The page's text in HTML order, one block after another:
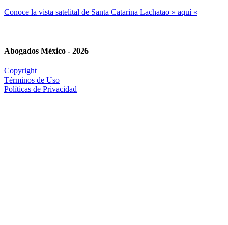
Conoce la vista satelital de Santa Catarina Lachatao » aquí «
Abogados México - 2026
Copyright
Términos de Uso
Políticas de Privacidad